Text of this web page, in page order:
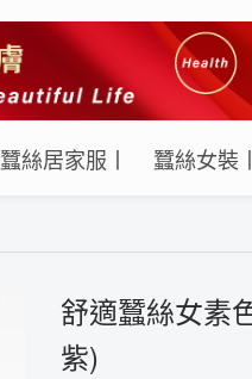
蠶絲居家服丨 蠶絲女裝丨
舒適蠶絲女素
紫)